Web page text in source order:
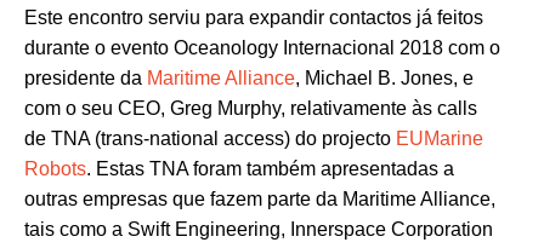
Este encontro serviu para expandir contactos já feitos
durante o evento Oceanology Internacional 2018 com o
presidente da Maritime Alliance, Michael B. Jones, e
com o seu CEO, Greg Murphy, relativamente às calls
de TNA (trans-national access) do projecto EUMarine
Robots. Estas TNA foram também apresentadas a
outras empresas que fazem parte da Maritime Alliance,
tais como a Swift Engineering, Innerspace Corporation